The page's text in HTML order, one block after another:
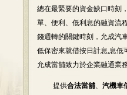
總在最緊要的資金缺口時刻
單、便利、低利息的融資流
錢週轉的關鍵時刻，允成汽
低保密來就借按日計息,息低
允成當舖致力於企業融通業
提供合法當舖、 汽機車